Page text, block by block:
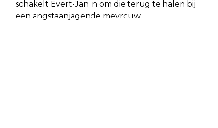
schakelt Evert-Jan in om die terug te halen bij
een angstaanjagende mevrouw.